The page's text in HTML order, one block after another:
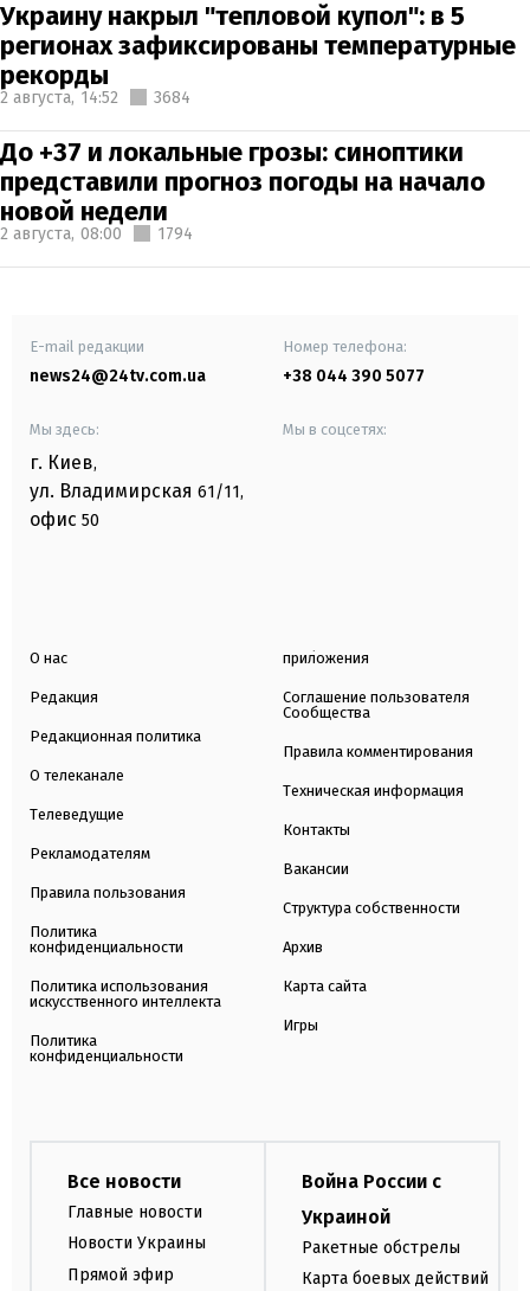
Украину накрыл "тепловой купол": в 5
регионах зафиксированы температурные
рекорды
2 августа, 14:52 3684
До +37 и локальные грозы: синоптики
представили прогноз погоды на начало
новой недели
2 августа, 08:00 1794
E-mail редакции
news24@24tv.com.ua
Номер телефона:
+38 044 390 5077
Мы здесь:
г. Киев,
ул. Владимирская 61/11,
офис 50
Мы в соцсетях:
О нас
Редакция
Редакционная политика
О телеканале
Телеведущие
Рекламодателям
Правила пользования
Политика
конфиденциальности
Политика использования
искусственного интеллекта
Политика
конфиденциальности
приложения
Соглашение пользователя
Сообщества
Правила комментирования
Техническая информация
Контакты
Вакансии
Структура собственности
Архив
Карта сайта
Игры
Все новости
Главные новости
Новости Украины
Прямой эфир
Война России с
Украиной
Ракетные обстрелы
Карта боевых действий